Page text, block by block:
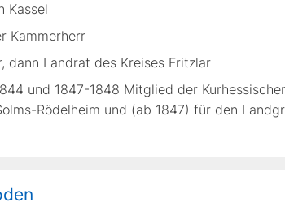
Kassel
Kammerherr
dann Landrat des Kreises Fritzlar
und 1847-1848 Mitglied der
Rödelheim und (ab 1847) für den